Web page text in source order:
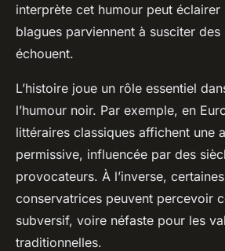
interprète cet humour peut
blagues parviennent à susciter des
échouent.
L’histoire joue un rôle essentiel
l’humour noir. Par exemple, en
littéraires classiques affichent une
permissive, influencée par des
provocateurs. À l’inverse,
conservatrices peuvent percevoir
subversif, voire néfaste pour les
traditionnelles.